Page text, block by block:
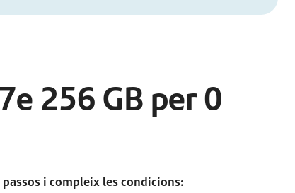
256 GB per 0
i compleix les condicions: